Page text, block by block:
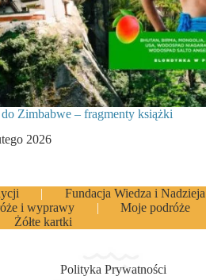
Zimbabwe – fragmenty książki
2026
Fundacja Wiedza i Nadzieja
i wyprawy
Moje podróże
Żółte kartki
Polityka Prywatności